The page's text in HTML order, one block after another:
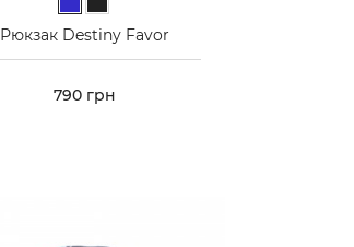
Рюкзак Destiny Favor
Ціна
790 грн